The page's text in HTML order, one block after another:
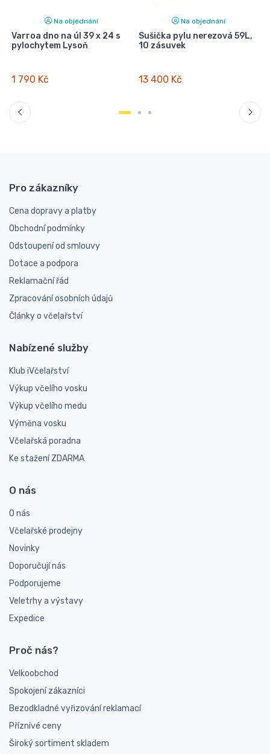
Na objednání
Varroa dno na úl 39 x 24 s
pylochytem Lysoň
1 790 Kč
Na objednání
Sušička pylu nerezová 59L,
10 zásuvek
13 400 Kč
Pro zákazníky
Cena dopravy a platby
Obchodní podmínky
Odstoupení od smlouvy
Dotace a podpora
Reklamační řád
Zpracování osobních údajů
Články o včelařství
Nabízené služby
Klub iVčelařství
Výkup včelího vosku
Výkup včelího medu
Výměna vosku
Včelařská poradna
Ke stažení ZDARMA
O nás
O nás
Včelařské prodejny
Novinky
Doporučují nás
Podporujeme
Veletrhy a výstavy
Expedice
Proč nás?
Velkoobchod
Spokojení zákazníci
Bezodkladné vyřizování reklamací
Příznivé ceny
Široký sortiment skladem